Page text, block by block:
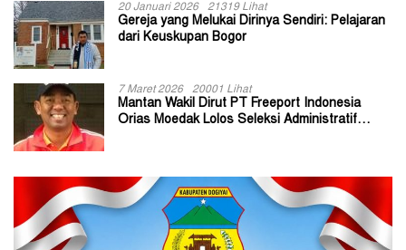
20 Januari 2026 21319 Lihat
Gereja yang Melukai Dirinya Sendiri: Pelajaran
dari Keuskupan Bogor
7 Maret 2026 20001 Lihat
Mantan Wakil Dirut PT Freeport Indonesia
Orias Moedak Lolos Seleksi Administratif